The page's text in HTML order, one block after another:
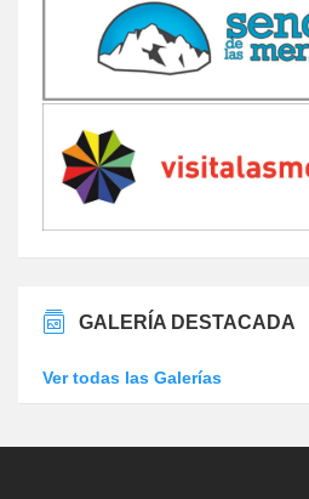
GALERÍA DESTACADA
Ver todas las Galerías